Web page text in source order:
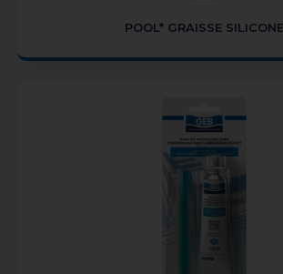
POOL* GRAISSE SILICONE